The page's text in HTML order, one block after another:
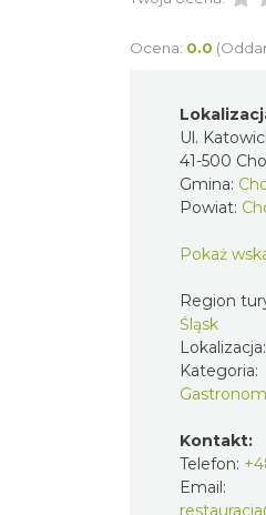
Ocena: 0.0
Ul.
41-500
Gmina:
Powiat:
Pokaż
Region
Śląsk
Lokalizacja:
Kategoria:
Kontakt:
Telefon:
Email: